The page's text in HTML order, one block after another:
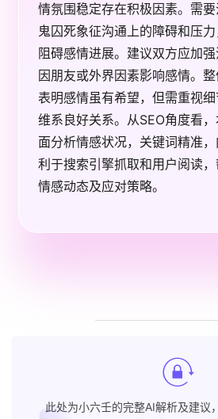
情氛围稳定存在积极因素。需
鬼囚死象征沟通上的障碍和压
阻碍感情进展。建议双方应加
因朋友或外界因素影响感情。整
表明感情虽有希望，但需重视
维系良好关系。从SEO角度看
面分析情感状况，关键词精准
利于搜索引擎抓取和用户阅读
情感动态及应对策略。
此处为小六壬的完整AI解析及建议